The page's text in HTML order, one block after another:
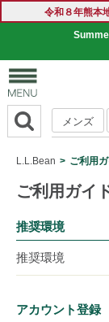
令和８年熊本
メンズ
L.L.Bean ご利用
ご利用ガイ
推奨環境
推奨環境
アカウント登録